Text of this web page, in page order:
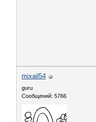
mixail54
guru
Сообщений: 5766